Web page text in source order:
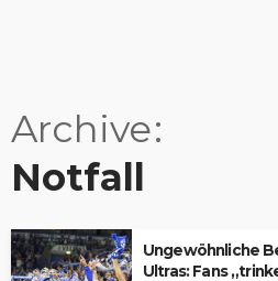
Archive
Notfall
Ungewöhnliche
Ultras: Fans